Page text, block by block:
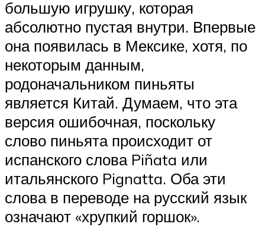
большую игрушку, которая
абсолютно пустая внутри. Впервые
она появилась в Мексике, хотя, по
некоторым данным,
родоначальником пиньяты
является Китай. Думаем, что эта
версия ошибочная, поскольку
слово пиньята происходит от
испанского слова Piñata или
итальянского Pignatta. Оба эти
слова в переводе на русский язык
означают «хрупкий горшок».